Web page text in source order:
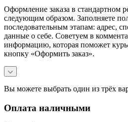
Оформление заказа в стандартном
следующим образом. Заполняете
последовательным этапам: адрес,
данные о себе. Советуем в
информацию, которая поможет
кнопку «Оформить заказ».
Вы можете выбрать один из трёх
Оплата наличными